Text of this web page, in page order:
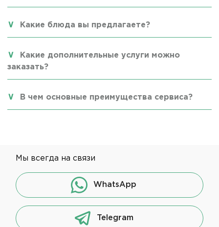
Какие блюда вы предлагаете?
Какие дополнительные услуги можно
заказать?
В чем основные преимущества сервиса?
Мы всегда на связи
WhatsApp
Telegram